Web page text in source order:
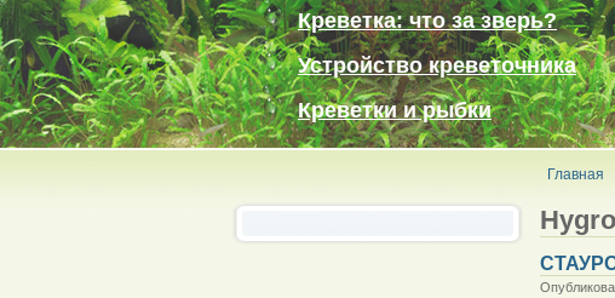
Креветка: что за зверь?
Устройство креветочника
Креветки и рыбки
Главная